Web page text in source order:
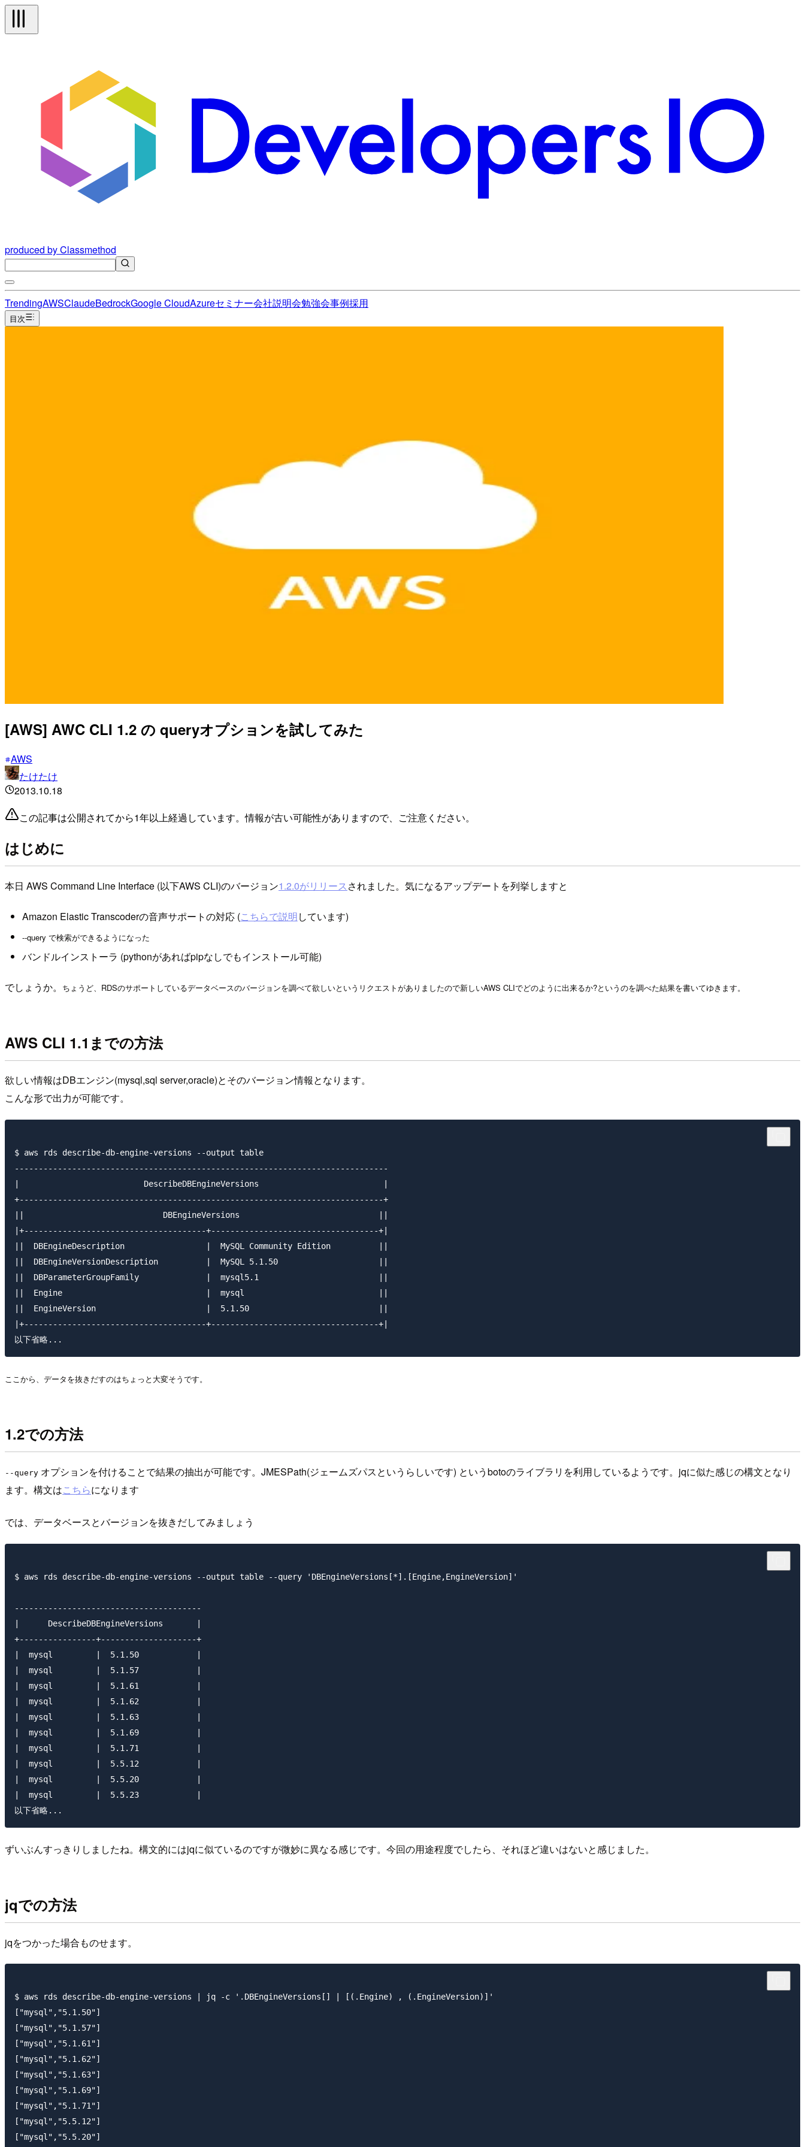
produced by Classmethod
TrendingAWSClaudeBedrockGoogle CloudAzureセミナー会社説明会勉強会事例採用
目次
[AWS] AWC CLI 1.2 の queryオプションを試してみた
AWS
たけたけ
2013.10.18
この記事は公開されてから1年以上経過しています。情報が古い可能性がありますので、ご注意ください。
はじめに
本日 AWS Command Line Interface (以下AWS CLI)のバージョン1.2.0がリリースされました。気になるアップデートを列挙しますと
Amazon Elastic Transcoderの音声サポートの対応 (こちらで説明しています)
--query で検索ができるようになった
バンドルインストーラ (pythonがあればpipなしでもインストール可能)
でしょうか。 ちょうど、RDSのサポートしているデータベースのバージョンを調べて欲しいというリクエストがありましたので新しいAWS CLIでどのように出来るか?というのを調べた結果を書いてゆきます。
AWS CLI 1.1までの方法
欲しい情報はDBエンジン(mysql,sql server,oracle)とそのバージョン情報となります。
こんな形で出力が可能です。
$ aws rds describe-db-engine-versions --output table
------------------------------------------------------------------------------
|                          DescribeDBEngineVersions                          |
+----------------------------------------------------------------------------+
||                             DBEngineVersions                             ||
|+--------------------------------------+-----------------------------------+|
||  DBEngineDescription                 |  MySQL Community Edition          ||
||  DBEngineVersionDescription          |  MySQL 5.1.50                     ||
||  DBParameterGroupFamily              |  mysql5.1                         ||
||  Engine                              |  mysql                            ||
||  EngineVersion                       |  5.1.50                           ||
|+--------------------------------------+-----------------------------------+|
ここから、データを抜きだすのはちょっと大変そうです。
1.2での方法
--query オプションを付けることで結果の抽出が可能です。JMESPath(ジェームズパスというらしいです) というbotoのライブラリを利用しているようです。jqに似た感じの構文となり
ます。構文はこちらになります
では、データベースとバージョンを抜きだしてみましょう
$ aws rds describe-db-engine-versions --output table --query 'DBEngineVersions[*].[Engine,EngineVersion]'
---------------------------------------
|      DescribeDBEngineVersions       |
+----------------+--------------------+
|  mysql         |  5.1.50            |
|  mysql         |  5.1.57            |
|  mysql         |  5.1.61            |
|  mysql         |  5.1.62            |
|  mysql         |  5.1.63            |
|  mysql         |  5.1.69            |
|  mysql         |  5.1.71            |
|  mysql         |  5.5.12            |
|  mysql         |  5.5.20            |
|  mysql         |  5.5.23            |
ずいぶんすっきりしましたね。構文的にはjqに似ているのですが微妙に異なる感じです。今回の用途程度でしたら、それほど違いはないと感じました。
jqでの方法
jqをつかった場合ものせます。
$ aws rds describe-db-engine-versions | jq -c '.DBEngineVersions[] | [(.Engine) , (.EngineVersion)]'
["mysql","5.1.50"]
["mysql","5.1.57"]
["mysql","5.1.61"]
["mysql","5.1.62"]
["mysql","5.1.63"]
["mysql","5.1.69"]
["mysql","5.1.71"]
["mysql","5.5.12"]
["mysql","5.5.20"]